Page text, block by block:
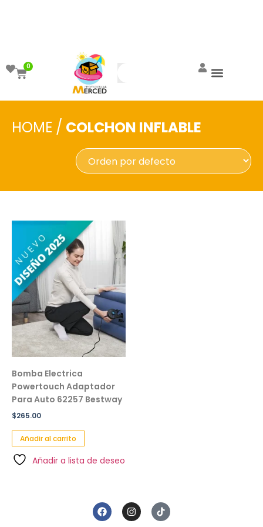
0
HOME / COLCHON INFLABLE
Bomba Electrica
Powertouch Adaptador
Para Auto 62257 Bestway
$265.00
Añadir al carrito
Añadir a lista de deseo